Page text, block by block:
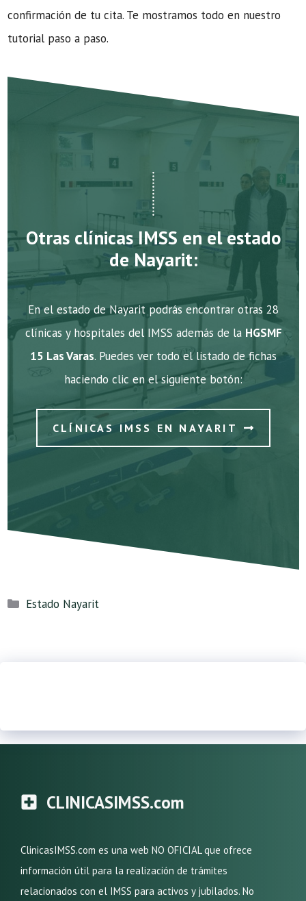
confirmación de tu cita. Te mostramos todo en nuestro
tutorial paso a paso.
Otras clínicas IMSS en el estado
de Nayarit:
En el estado de Nayarit podrás encontrar otras 28
clínicas y hospitales del IMSS además de la HGSMF
15 Las Varas. Puedes ver todo el listado de fichas
haciendo clic en el siguiente botón:
CLÍNICAS IMSS EN NAYARIT
Categorías
Estado Nayarit
CLINICASIMSS.com
ClinicasIMSS.com es una web NO OFICIAL que ofrece
información útil para la realización de trámites
relacionados con el IMSS para activos y jubilados. No